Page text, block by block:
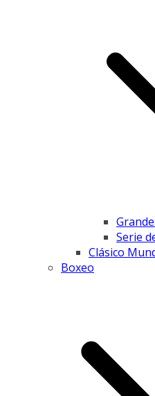
Serie
Clásico
Boxeo